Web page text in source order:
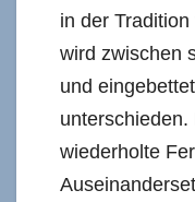
in der
wird zwischen
und
wiederholte